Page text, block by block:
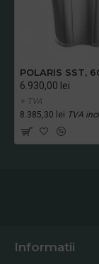
POLARIS SST,
6.930,00 lei
+ TVA
8.385,30 lei TVA
Informatii